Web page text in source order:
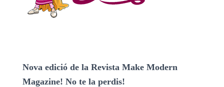
Nova edició de la Revista Make Modern
Magazine! No te la perdis!